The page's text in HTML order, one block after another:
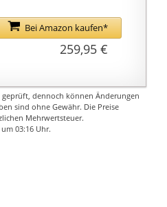
zum
und Relaxen.
Beleuchtung: Bett
im Kopfteil
Das Licht
16 Farben
Bei Amazon kaufen*
259,95 €
dennoch können Änderungen
sind ohne Gewähr. Die Preise
Mehrwertsteuer.
03:16 Uhr.